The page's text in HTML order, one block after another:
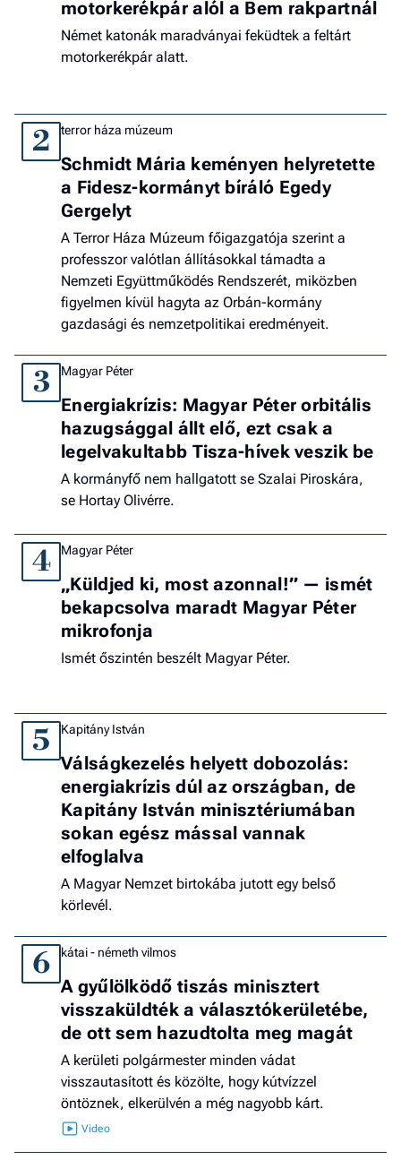
motorkerékpár alól a Bem rakpartnál
Német katonák maradványai feküdtek a feltárt
motorkerékpár alatt.
2 terror háza múzeum
Schmidt Mária keményen helyretette
a Fidesz-kormányt bíráló Egedy
Gergelyt
A Terror Háza Múzeum főigazgatója szerint a
professzor valótlan állításokkal támadta a
Nemzeti Együttműködés Rendszerét, miközben
figyelmen kívül hagyta az Orbán-kormány
gazdasági és nemzetpolitikai eredményeit.
3 Magyar Péter
Energiakrízis: Magyar Péter orbitális
hazugsággal állt elő, ezt csak a
legelvakultabb Tisza-hívek veszik be
A kormányfő nem hallgatott se Szalai Piroskára,
se Hortay Olivérre.
4 Magyar Péter
„Küldjed ki, most azonnal!” — ismét
bekapcsolva maradt Magyar Péter
mikrofonja
Ismét őszintén beszélt Magyar Péter.
5 Kapitány István
Válságkezelés helyett dobozolás:
energiakrízis dúl az országban, de
Kapitány István minisztériumában
sokan egész mással vannak
elfoglalva
A Magyar Nemzet birtokába jutott egy belső
körlevél.
6 kátai - németh vilmos
A gyűlölködő tiszás minisztert
visszaküldték a választókerületébe,
de ott sem hazudtolta meg magát
A kerületi polgármester minden vádat
visszautasított és közölte, hogy kútvízzel
öntöznek, elkerülvén a még nagyobb kárt.